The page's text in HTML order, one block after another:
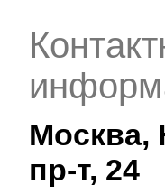
Москва,
пр-т, 24